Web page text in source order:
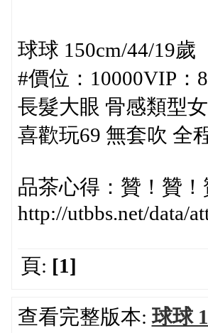
球球 150cm/44/19歲
#價位：10000VIP：
長髮大眼 骨感類型
喜歡玩69 無套吹 全
品茶心得：贊！贊！
http://utbbs.net/data/
頁: [1]
查看完整版本:球球